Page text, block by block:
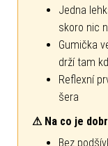
Jedna
skoro nic
Gumička
drží tam
Reflexní
šera
⚠ Na co je
Bez